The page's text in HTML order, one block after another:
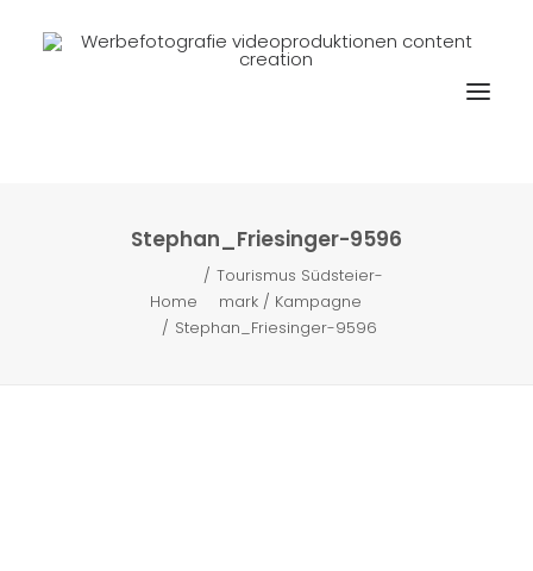
Stephan_Friesinger-9596
Home
Tourismus Südsteier-
mark / Kampagne
Stephan_Friesinger-9596